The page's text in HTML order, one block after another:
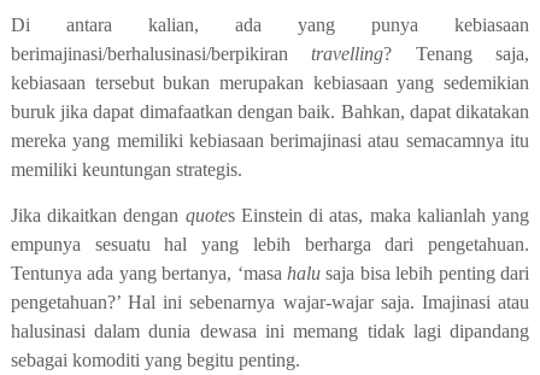
Di antara kalian, ada yang punya kebiasaan
berimajinasi/berhalusinasi/berpikirantravelling? Tenang saja,
kebiasaan tersebut bukan merupakan kebiasaan yang sedemikian
buruk jika dapat dimafaatkan dengan baik. Bahkan, dapat dikatakan
mereka yang memiliki kebiasaan berimajinasi atau semacamnya itu
memiliki keuntungan strategis.
Jika dikaitkan dengan quotes Einstein di atas, maka kalianlah yang
empunya sesuatu hal yang lebih berharga dari pengetahuan.
Tentunya ada yang bertanya, ‘masa halu saja bisa lebih penting dari
pengetahuan?’ Hal ini sebenarnya wajar-wajar saja. Imajinasi atau
halusinasi dalam dunia dewasa ini memang tidak lagi dipandang
sebagai komoditi yang begitu penting.